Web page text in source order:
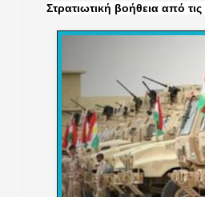
Στρατιωτική βοήθεια από